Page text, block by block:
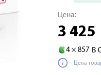
Цена:
3 425
4 × 857 В
Цена